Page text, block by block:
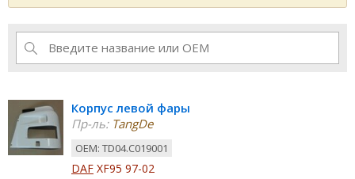
Корпус левой фары
Пр-ль:TangDe
ОЕМ: TD04.C019001
DAF XF95 97-02